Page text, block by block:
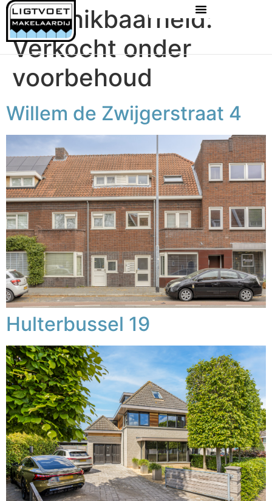
Beschikbaarheid:
Verkocht onder
voorbehoud
Willem de Zwijgerstraat 4
Hulterbussel 19